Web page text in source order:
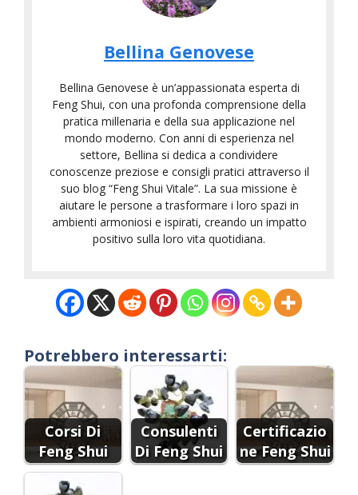
Bellina Genovese
Bellina Genovese è un’appassionata esperta di
Feng Shui, con una profonda comprensione della
pratica millenaria e della sua applicazione nel
mondo moderno. Con anni di esperienza nel
settore, Bellina si dedica a condividere
conoscenze preziose e consigli pratici attraverso il
suo blog “Feng Shui Vitale”. La sua missione è
aiutare le persone a trasformare i loro spazi in
ambienti armoniosi e ispirati, creando un impatto
positivo sulla loro vita quotidiana.
Potrebbero interessarti:
Corsi Di
Feng Shui
Consulenti
Di Feng Shui
Certificazio
ne Feng Shui